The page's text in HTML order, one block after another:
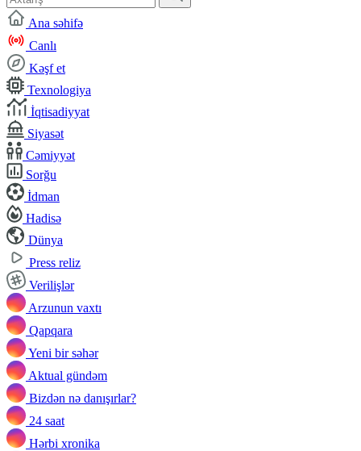
Ana səhifə
Canlı
Kəşf et
Texnologiya
İqtisadiyyat
Siyasət
Cəmiyyət
Sorğu
İdman
Hadisə
Dünya
Press reliz
Verilişlər
Arzunun vaxtı
Qapqara
Yeni bir səhər
Aktual gündəm
Bizdən nə danışırlar?
24 saat
Hərbi xronika